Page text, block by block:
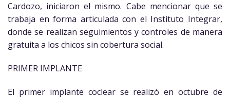
Cardozo, iniciaron el mismo. Cabe mencionar que se
trabaja en forma articulada con el Instituto Integrar,
donde se realizan seguimientos y controles de manera
gratuita a los chicos sin cobertura social.
PRIMER IMPLANTE
El primer implante coclear se realizó en octubre de